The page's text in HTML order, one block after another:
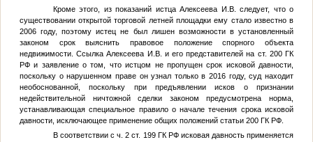
Кроме этого, из показаний истца Алексеева И.В. следует, что о
существовании открытой торговой летней площадки ему стало известно в
2006 году, поэтому истец не был лишен возможности в установленный
законом срок выяснить правовое положение спорного объекта
недвижимости. Ссылка Алексеева И.В. и его представителей на ст. 200 ГК
РФ и заявление о том, что истцом не пропущен срок исковой давности,
поскольку о нарушенном праве он узнал только в 2016 году, суд находит
необоснованной, поскольку при предъявлении исков о признании
недействительной ничтожной сделки законом предусмотрена норма,
устанавливающая специальное правило о начале течения срока исковой
давности, исключающее применение общих положений статьи 200 ГК РФ.
В соответствии с ч. 2 ст. 199 ГК РФ исковая давность применяется